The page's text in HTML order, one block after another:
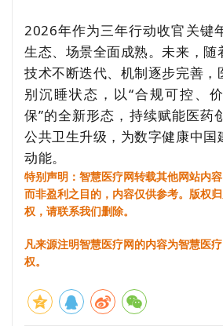
2026年作为三年行动收官关键
生态、场景全面成熟。未来，随
技术不断迭代、机制逐步完善，
别沉睡状态，以“合规可控、
保”的全新形态，持续赋能医药
公共卫生升级，为数字健康中国
动能。
特别声明：智慧医疗网转载其他网站内
而非盈利之目的，内容仅供参考。版权
权，请联系我们删除。
凡来源注明智慧医疗网的内容为智慧医
权。